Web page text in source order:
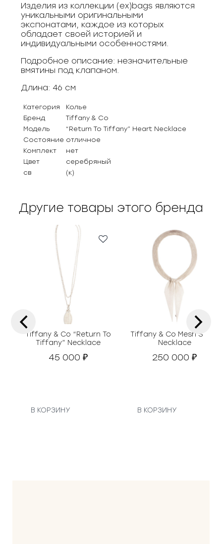
Изделия из коллекции (ex)bags являются
уникальными оригинальными
экспонатами, каждое из которых
обладает своей историей и
индивидуальными особенностями.
Подробное описание: незначительные
вмятины под клапаном.
Длина: 46 см
Категория
Колье
Бренд
Tiffany & Co
Модель
“Return To Tiffany” Heart Necklace
Состояние отличное
Комплект
нет
Цвет
серебряный
св
(к)
Другие товары этого бренда
Tiffany & Co “Return To
Tiffany” Necklace
45 000 ₽
В КОРЗИНУ
Tiffany & Co Mesh Scarf
Necklace
250 000₽
В КОРЗИНУ
‹ ›